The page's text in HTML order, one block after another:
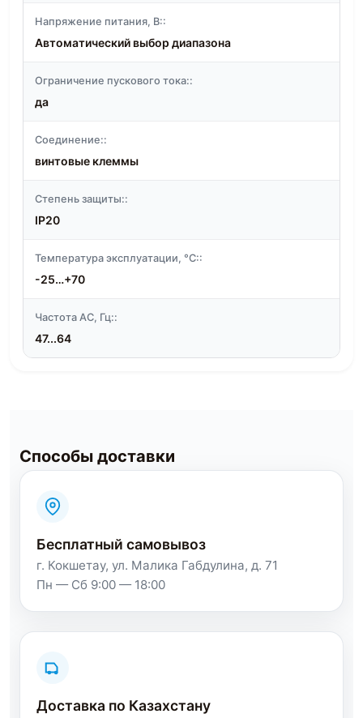
Напряжение питания, В::
Автоматический выбор диапазона
Ограничение пускового тока::
да
Соединение::
винтовые клеммы
Степень защиты::
IP20
Температура эксплуатации, °C::
-25…+70
Частота АС, Гц::
47...64
Способы доставки
Бесплатный самовывоз
г. Кокшетау, ул. Малика Габдулина, д. 71
Пн — Сб 9:00 — 18:00
Доставка по Казахстану